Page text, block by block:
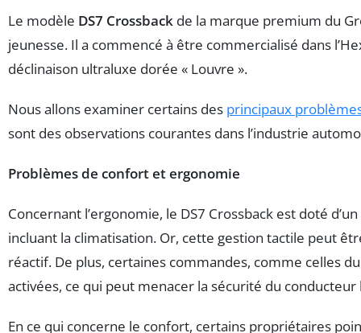
Le modèle DS7 Crossback de la marque premium du
jeunesse. Il a commencé à être commercialisé dans
déclinaison ultraluxe dorée « Louvre ».
Nous allons examiner certains des principaux
sont des observations courantes dans l’industrie
Problèmes de confort et ergonomie
Concernant l’ergonomie, le DS7 Crossback est doté
incluant la climatisation. Or, cette gestion tactile peut
réactif. De plus, certaines commandes, comme celles
activées, ce qui peut menacer la sécurité du conducteur
En ce qui concerne le confort, certains propriétaires